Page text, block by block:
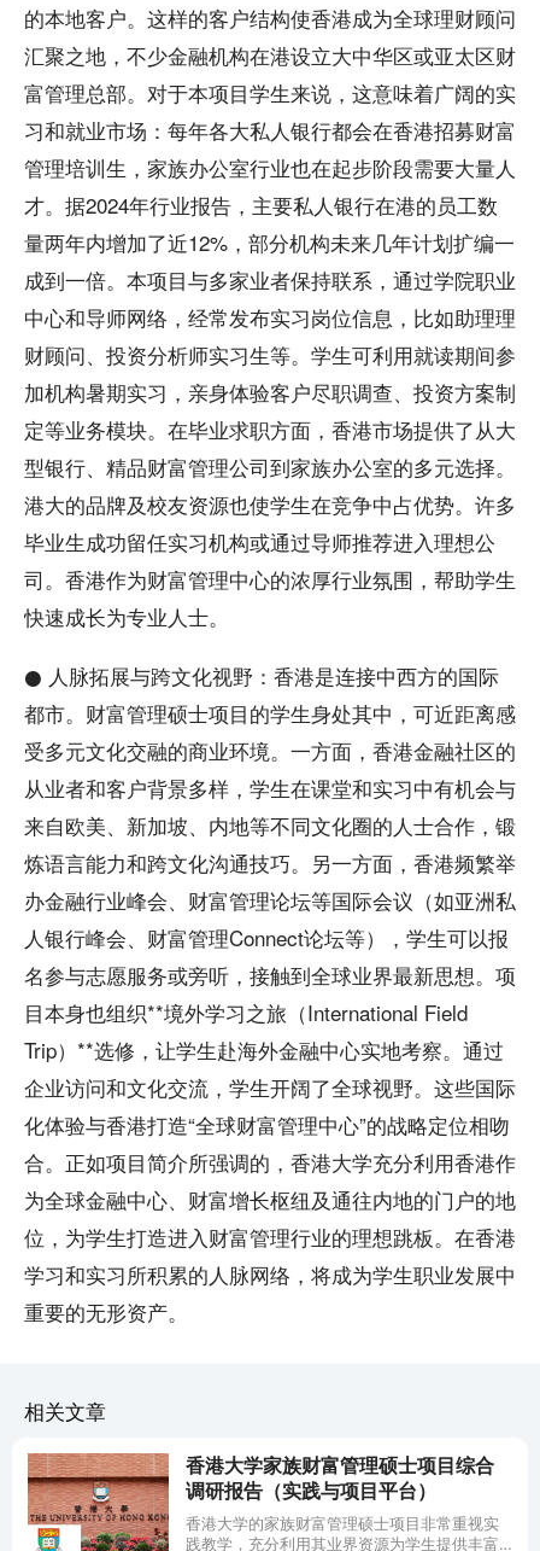
的本地客户。这样的客户结构使香港成为全球理财顾问
汇聚之地，不少金融机构在港设立大中华区或亚太区财
富管理总部。对于本项目学生来说，这意味着广阔的实
习和就业市场：每年各大私人银行都会在香港招募财富
管理培训生，家族办公室行业也在起步阶段需要大量人
才。据2024年行业报告，主要私人银行在港的员工数
量两年内增加了近12%，部分机构未来几年计划扩编一
成到一倍。本项目与多家业者保持联系，通过学院职业
中心和导师网络，经常发布实习岗位信息，比如助理理
财顾问、投资分析师实习生等。学生可利用就读期间参
加机构暑期实习，亲身体验客户尽职调查、投资方案制
定等业务模块。在毕业求职方面，香港市场提供了从大
型银行、精品财富管理公司到家族办公室的多元选择。
港大的品牌及校友资源也使学生在竞争中占优势。许多
毕业生成功留任实习机构或通过导师推荐进入理想公
司。香港作为财富管理中心的浓厚行业氛围，帮助学生
快速成长为专业人士。
● 人脉拓展与跨文化视野：香港是连接中西方的国际
都市。财富管理硕士项目的学生身处其中，可近距离感
受多元文化交融的商业环境。一方面，香港金融社区的
从业者和客户背景多样，学生在课堂和实习中有机会与
来自欧美、新加坡、内地等不同文化圈的人士合作，锻
炼语言能力和跨文化沟通技巧。另一方面，香港频繁举
办金融行业峰会、财富管理论坛等国际会议（如亚洲私
人银行峰会、财富管理Connect论坛等），学生可以报
名参与志愿服务或旁听，接触到全球业界最新思想。项
目本身也组织**境外学习之旅（International Field
Trip）**选修，让学生赴海外金融中心实地考察。通过
企业访问和文化交流，学生开阔了全球视野。这些国际
化体验与香港打造“全球财富管理中心”的战略定位相吻
合。正如项目简介所强调的，香港大学充分利用香港作
为全球金融中心、财富增长枢纽及通往内地的门户的地
位，为学生打造进入财富管理行业的理想跳板。在香港
学习和实习所积累的人脉网络，将成为学生职业发展中
重要的无形资产。
相关文章
香港大学家族财富管理硕士项目综合
调研报告（实践与项目平台）
香港大学的家族财富管理硕士项目非常重视实
践教学，充分利用其业界资源为学生提供丰富